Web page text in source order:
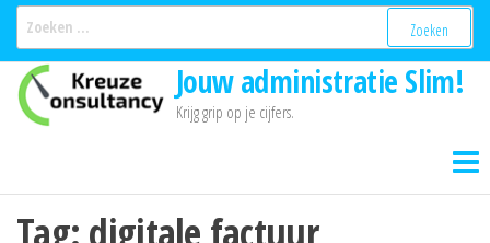
Ga
naar
inhoud
Jouw administratie Slim!
Krijg grip op je cijfers.